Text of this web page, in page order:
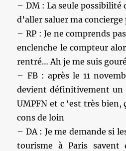
– DM : La seule possibilité
d’aller saluer ma
– RP : Je ne comprends
enclenche le compteur
rentré… Ah je me suis
– FB : après le 11
devient définitivement un
UMPFN et c ‘est très bien,
cons de loin
– DA : Je me demande si
tourisme à Paris savent